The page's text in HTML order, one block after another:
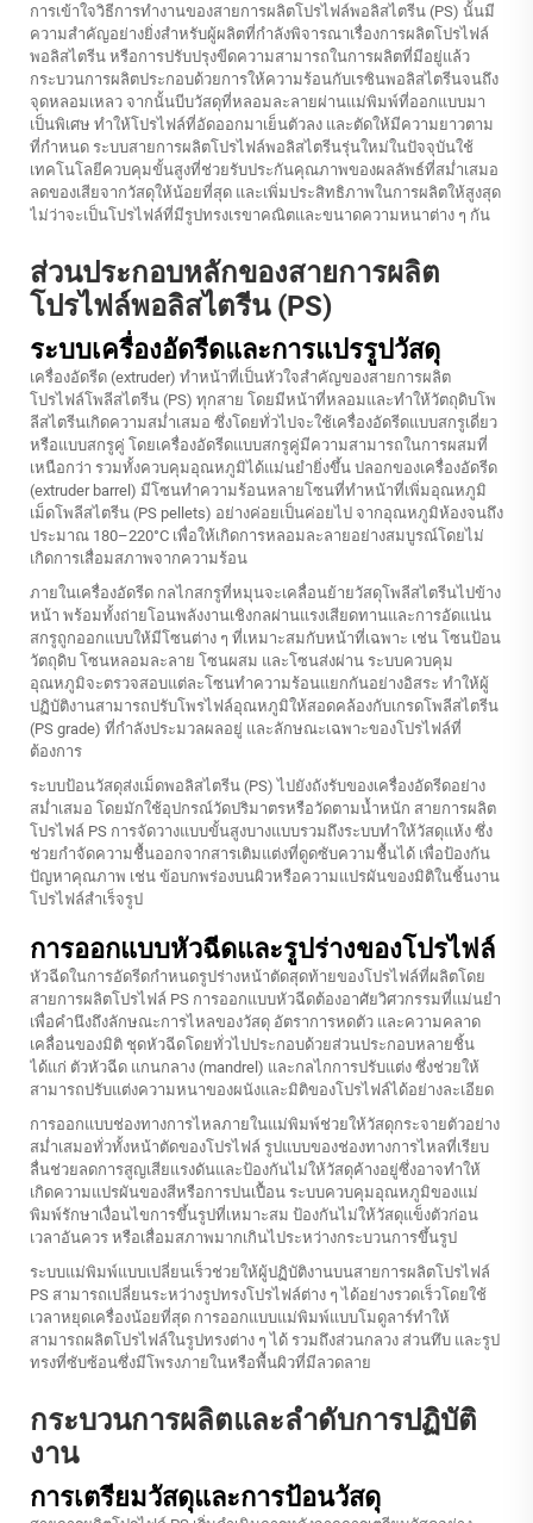
การเข้าใจวิธีการทำงานของสายการผลิตโปรไฟล์พอลิสไตรีน (PS) นั้นมี
ความสำคัญอย่างยิ่งสำหรับผู้ผลิตที่กำลังพิจารณาเรื่องการผลิตโปรไฟล์
พอลิสไตรีน หรือการปรับปรุงขีดความสามารถในการผลิตที่มีอยู่แล้ว
กระบวนการผลิตประกอบด้วยการให้ความร้อนกับเรซินพอลิสไตรีนจนถึง
จุดหลอมเหลว จากนั้นบีบวัสดุที่หลอมละลายผ่านแม่พิมพ์ที่ออกแบบมา
เป็นพิเศษ ทำให้โปรไฟล์ที่อัดออกมาเย็นตัวลง และตัดให้มีความยาวตาม
ที่กำหนด ระบบสายการผลิตโปรไฟล์พอลิสไตรีนรุ่นใหม่ในปัจจุบันใช้
เทคโนโลยีควบคุมขั้นสูงที่ช่วยรับประกันคุณภาพของผลลัพธ์ที่สม่ำเสมอ
ลดของเสียจากวัสดุให้น้อยที่สุด และเพิ่มประสิทธิภาพในการผลิตให้สูงสุด
ไม่ว่าจะเป็นโปรไฟล์ที่มีรูปทรงเรขาคณิตและขนาดความหนาต่าง ๆ กัน
ส่วนประกอบหลักของสายการผลิต
โปรไฟล์พอลิสไตรีน (PS)
ระบบเครื่องอัดรีดและการแปรรูปวัสดุ
เครื่องอัดรีด (extruder) ทำหน้าที่เป็นหัวใจสำคัญของสายการผลิต
โปรไฟล์โพลีสไตรีน (PS) ทุกสาย โดยมีหน้าที่หลอมและทำให้วัตถุดิบโพ
ลีสไตรีนเกิดความสม่ำเสมอ ซึ่งโดยทั่วไปจะใช้เครื่องอัดรีดแบบสกรูเดี่ยว
หรือแบบสกรูคู่ โดยเครื่องอัดรีดแบบสกรูคู่มีความสามารถในการผสมที่
เหนือกว่า รวมทั้งควบคุมอุณหภูมิได้แม่นยำยิ่งขึ้น ปลอกของเครื่องอัดรีด
(extruder barrel) มีโซนทำความร้อนหลายโซนที่ทำหน้าที่เพิ่มอุณหภูมิ
เม็ดโพลีสไตรีน (PS pellets) อย่างค่อยเป็นค่อยไป จากอุณหภูมิห้องจนถึง
ประมาณ 180–220°C เพื่อให้เกิดการหลอมละลายอย่างสมบูรณ์โดยไม่
เกิดการเสื่อมสภาพจากความร้อน
ภายในเครื่องอัดรีด กลไกสกรูที่หมุนจะเคลื่อนย้ายวัสดุโพลีสไตรีนไปข้าง
หน้า พร้อมทั้งถ่ายโอนพลังงานเชิงกลผ่านแรงเสียดทานและการอัดแน่น
สกรูถูกออกแบบให้มีโซนต่าง ๆ ที่เหมาะสมกับหน้าที่เฉพาะ เช่น โซนป้อน
วัตถุดิบ โซนหลอมละลาย โซนผสม และโซนส่งผ่าน ระบบควบคุม
อุณหภูมิจะตรวจสอบแต่ละโซนทำความร้อนแยกกันอย่างอิสระ ทำให้ผู้
ปฏิบัติงานสามารถปรับโพรไฟล์อุณหภูมิให้สอดคล้องกับเกรดโพลีสไตรีน
(PS grade) ที่กำลังประมวลผลอยู่ และลักษณะเฉพาะของโปรไฟล์ที่
ต้องการ
ระบบป้อนวัสดุส่งเม็ดพอลิสไตรีน (PS) ไปยังถังรับของเครื่องอัดรีดอย่าง
สม่ำเสมอ โดยมักใช้อุปกรณ์วัดปริมาตรหรือวัดตามน้ำหนัก สายการผลิต
โปรไฟล์ PS การจัดวางแบบขั้นสูงบางแบบรวมถึงระบบทำให้วัสดุแห้ง ซึ่ง
ช่วยกำจัดความชื้นออกจากสารเติมแต่งที่ดูดซับความชื้นได้ เพื่อป้องกัน
ปัญหาคุณภาพ เช่น ข้อบกพร่องบนผิวหรือความแปรผันของมิติในชิ้นงาน
โปรไฟล์สำเร็จรูป
การออกแบบหัวฉีดและรูปร่างของโปรไฟล์
หัวฉีดในการอัดรีดกำหนดรูปร่างหน้าตัดสุดท้ายของโปรไฟล์ที่ผลิตโดย
สายการผลิตโปรไฟล์ PS การออกแบบหัวฉีดต้องอาศัยวิศวกรรมที่แม่นยำ
เพื่อคำนึงถึงลักษณะการไหลของวัสดุ อัตราการหดตัว และความคลาด
เคลื่อนของมิติ ชุดหัวฉีดโดยทั่วไปประกอบด้วยส่วนประกอบหลายชิ้น
ได้แก่ ตัวหัวฉีด แกนกลาง (mandrel) และกลไกการปรับแต่ง ซึ่งช่วยให้
สามารถปรับแต่งความหนาของผนังและมิติของโปรไฟล์ได้อย่างละเอียด
การออกแบบช่องทางการไหลภายในแม่พิมพ์ช่วยให้วัสดุกระจายตัวอย่าง
สม่ำเสมอทั่วทั้งหน้าตัดของโปรไฟล์ รูปแบบของช่องทางการไหลที่เรียบ
ลื่นช่วยลดการสูญเสียแรงดันและป้องกันไม่ให้วัสดุค้างอยู่ซึ่งอาจทำให้
เกิดความแปรผันของสีหรือการปนเปื้อน ระบบควบคุมอุณหภูมิของแม่
พิมพ์รักษาเงื่อนไขการขึ้นรูปที่เหมาะสม ป้องกันไม่ให้วัสดุแข็งตัวก่อน
เวลาอันควร หรือเสื่อมสภาพมากเกินไประหว่างกระบวนการขึ้นรูป
ระบบแม่พิมพ์แบบเปลี่ยนเร็วช่วยให้ผู้ปฏิบัติงานบนสายการผลิตโปรไฟล์
PS สามารถเปลี่ยนระหว่างรูปทรงโปรไฟล์ต่าง ๆ ได้อย่างรวดเร็วโดยใช้
เวลาหยุดเครื่องน้อยที่สุด การออกแบบแม่พิมพ์แบบโมดูลาร์ทำให้
สามารถผลิตโปรไฟล์ในรูปทรงต่าง ๆ ได้ รวมถึงส่วนกลวง ส่วนทึบ และรูป
ทรงที่ซับซ้อนซึ่งมีโพรงภายในหรือพื้นผิวที่มีลวดลาย
กระบวนการผลิตและลำดับการปฏิบัติ
งาน
การเตรียมวัสดุและการป้อนวัสดุ